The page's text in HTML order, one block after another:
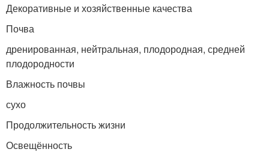
Декоративные и хозяйственные качества
Почва
дренированная, нейтральная, плодородная, средней
плодородности
Влажность почвы
сухо
Продолжительность жизни
Освещённость